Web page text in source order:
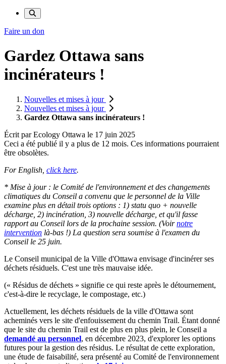
Faire un don
Gardez Ottawa sans
incinérateurs !
Nouvelles et mises à jour
Nouvelles et mises à jour
Gardez Ottawa sans incinérateurs !
Écrit parEcology Ottawa le 17 juin 2025
Ceci a été publié il y a plus de 12 mois. Ces informations pourraient
être obsolètes.
For English, click here.
* Mise à jour : le Comité de l'environnement et des changements
climatiques du Conseil a convenu que le personnel de la Ville
examine plus en détail trois options : 1) statu quo + nouvelle
décharge, 2) incinération, 3) nouvelle décharge, et qu'il fasse
rapport au Conseil lors de la prochaine session. (Voirnotre
intervention là-bas !) La question sera soumise à l'examen du
Conseil le 25 juin.
Le Conseil municipal de la Ville d'Ottawa envisage d'incinérer ses
déchets résiduels. C'est une très mauvaise idée.
(« Résidus de déchets » signifie ce qui reste après le détournement,
c'est-à-dire le recyclage, le compostage, etc.)
Actuellement, les déchets résiduels de la ville d'Ottawa sont
acheminés vers le site d'enfouissement du chemin Trail. Étant donné
que le site du chemin Trail est de plus en plus plein, le Conseil a
demandé au personnel, en décembre 2023, d'explorer les options
futures pour la gestion des résidus. Le résultat de cette exploration,
une étude de faisabilité, sera présenté au Comité de l'environnement